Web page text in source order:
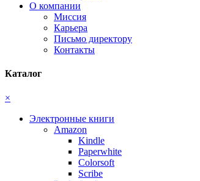
О компании
Миссия
Карьера
Письмо директору
Контакты
Каталог
×
Электронные книги
Amazon
Kindle
Paperwhite
Colorsoft
Scribe